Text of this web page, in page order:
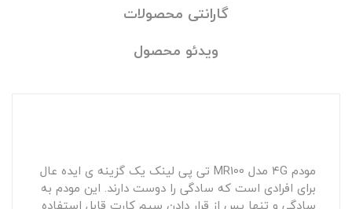
گارانتی محصولات
ویدئو محصول
مودم ۴G مدل MR100 تی پی لینک یک گزینه ی ایده عال
برای افرادی است که سادگی را دوست دارند. این مودم به
سادگی و تنها پس از قرار دادن سیم کارت قابل استفاده